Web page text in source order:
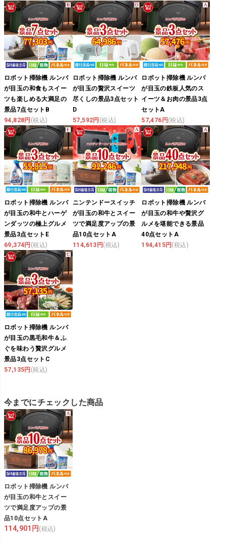
ロボット掃除機 ルンバ
が目玉の和食もスイー
ツも楽しめる大満足の
景品7点セットB
94,828円 (税込)
ロボット掃除機 ルンバ
が目玉の贅沢スイーツ
尽くしの景品3点セット
D
57,592円 (税込)
ロボット掃除機 ルンバ
が目玉の鉄板人気のス
イーツ＆お肉の景品3点
セットA
57,476円 (税込)
ロボット掃除機 ルンバ
が目玉の和牛とハーゲ
ンダッツの極上グルメ
景品3点セットE
69,374円 (税込)
ニンテンドースイッチ
が目玉の和牛とスイー
ツで満足度アップの景
品10点セットA
114,613円 (税込)
ロボット掃除機 ルンバ
が目玉の和牛や贅沢グ
ルメを堪能できる景品
40点セットA
194,415円 (税込)
ロボット掃除機 ルンバ
が目玉の黒毛和牛＆ふ
ぐを味わう贅沢グルメ
景品3点セットC
57,135円 (税込)
今までにチェックした商品
ロボット掃除機 ルンバ
が目玉の和牛とスイー
ツで満足度アップの景
品10点セットA
114,901円 (税込)